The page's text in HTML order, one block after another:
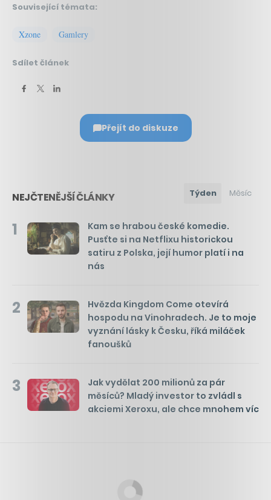
Související témata:
Xzone Gamlery
Sdílet článek
Přejít do diskuze
NEJČTENĚJŠÍ ČLÁNKY Týden Měsíc
1
Kam se hrabou české komedie.
Pusťte si na Netflixu historickou
satiru z Polska, její humor platí i na
nás
2
Hvězda Kingdom Come otevírá
hospodu na Vinohradech. Je to moje
vyznání lásky k Česku, říká miláček
fanoušků
3
Jak vydělat 200 milionů za pár
měsíců? Mladý investor to zvládl s
akciemi Xeroxu, ale chce mnohem víc